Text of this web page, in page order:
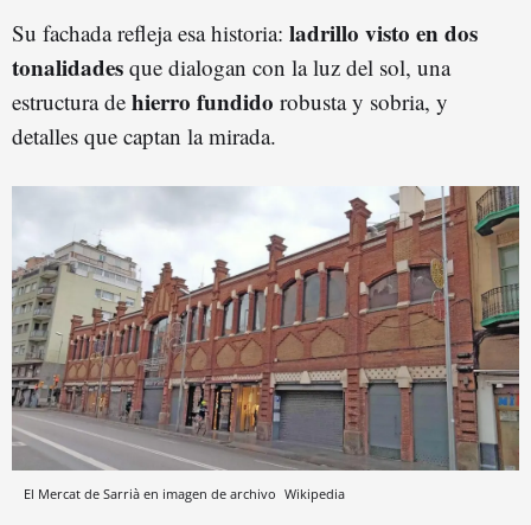
Su fachada refleja esa historia: ladrillo visto en dos
tonalidades que dialogan con la luz del sol, una
estructura de hierro fundido robusta y sobria, y
detalles que captan la mirada.
El Mercat de Sarrià en imagen de archivo Wikipedia